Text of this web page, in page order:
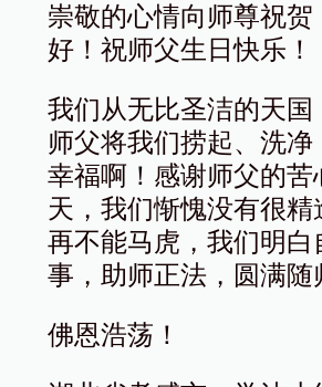
崇敬的心情向师尊祝
好！祝师父生日快乐！
我们从无比圣洁的天
师父将我们捞起、洗
幸福啊！感谢师父的
天，我们惭愧没有很
再不能马虎，我们明
事，助师正法，圆满随
佛恩浩荡！